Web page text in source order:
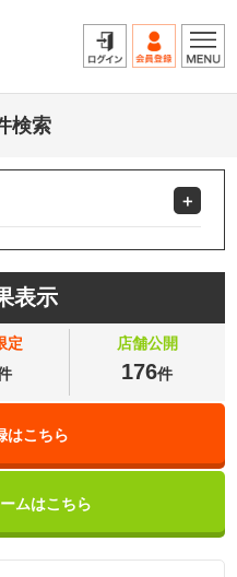
検索
表示
定 店舗公開
176件
はこちら
ムはこちら